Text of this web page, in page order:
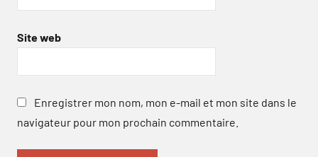
Site web
Enregistrer mon nom, mon e-mail et mon site dans le
navigateur pour mon prochain commentaire.